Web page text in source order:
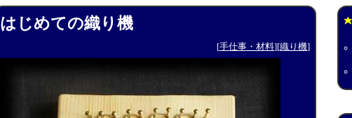
はじめての織り機
[手仕事・材料][織り機]